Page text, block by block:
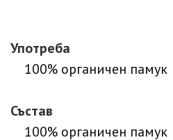
Употреба
100% органичен памук
Състав
100% органичен памук